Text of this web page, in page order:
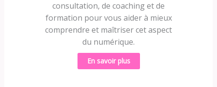
consultation, de coaching et de
formation pour vous aider à mieux
comprendre et maîtriser cet aspect
du numérique.
En savoir plus